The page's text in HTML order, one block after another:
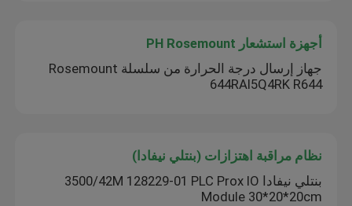
أجهزة استشعار PH Rosemount
جهاز إرسال درجة الحرارة من سلسلة Rosemount
644RAI5Q4RK R644
نظام مراقبة اهتزازات (بنتلي نيفادا)
بنتلي نيفادا 3500/42M 128229-01 PLC Prox IO
Module 30*20*20cm